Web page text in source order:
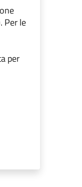
Per le
per